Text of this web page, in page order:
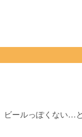
ビールっぽくない…